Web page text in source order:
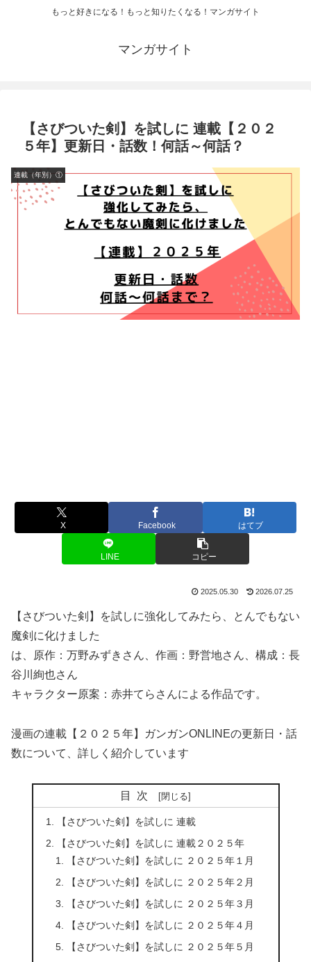
もっと好きになる！もっと知りたくなる！マンガサイト
マンガサイト
【さびついた剣】を試しに 連載【２０２
５年】更新日・話数！何話～何話？
連載（年別）①
X Facebook はてブ
LINE コピー
2025.05.30 2026.07.25
【さびついた剣】を試しに強化してみたら、とんでもない
魔剣に化けました
は、原作：万野みずきさん、作画：野営地さん、構成：長
谷川絢也さん
キャラクター原案：赤井てらさんによる作品です。
漫画の連載【２０２５年】ガンガンONLINEの更新日・話
数について、詳しく紹介しています
目次
【さびついた剣】を試しに 連載
【さびついた剣】を試しに 連載２０２５年
【さびついた剣】を試しに ２０２５年１月
【さびついた剣】を試しに ２０２５年２月
【さびついた剣】を試しに ２０２５年３月
【さびついた剣】を試しに ２０２５年４月
【さびついた剣】を試しに ２０２５年５月